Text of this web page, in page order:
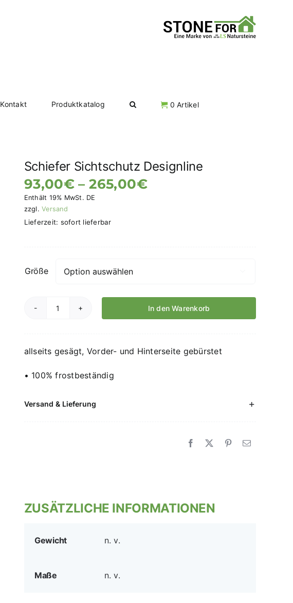
Kontakt Produktkatalog 0 Artikel
Schiefer Sichtschutz Designline
93,00€ –265,00€Preisspanne:
Enthält 19% MwSt. DE
zzgl.Versand
Lieferzeit: sofort lieferbar
Größe
Schiefer
Menge
In den Warenkorb
allseits gesägt, Vorder- und Hinterseite gebürstet
• 100% frostbeständig
Versand & Lieferung
ZUSÄTZLICHE INFORMATIONEN
Gewicht n. v.
Maße n. v.